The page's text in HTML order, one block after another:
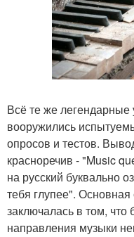
Всё те же
вооружились
опросов и тестов.
красноречив - "Music
на русский буквально
тебя глупее". Основная
заключалась в том, что
направления музыки